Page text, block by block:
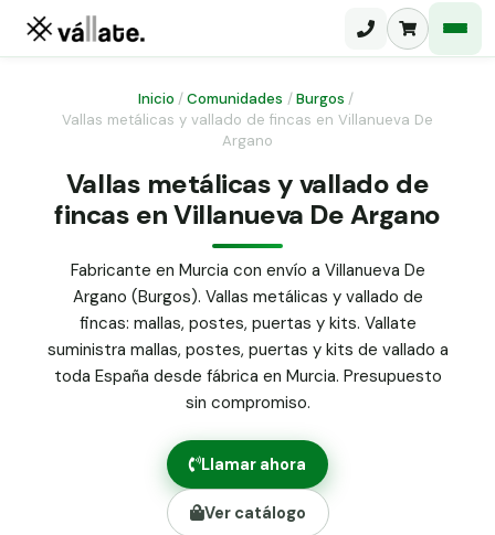
Malla electrosoldada
Malla ganadera
Malla triple torsión
Panel malla H.
Puerta abatible dos hojas
Puerta acceso peatonal
Poste malla Hércules
Poste malla simple torsión
Alambre de espino galvanizado
Alambre liso galvanizado
Malla ocultación 70 g/m² verde
Abrazadera PVC malla H.
Grapa malla H.
Inicio /Comunidades / Burgos /
Vallas metálicas y vallado de fincas en Villanueva De
Argano
Vallas metálicas y vallado de
fincas en Villanueva De Argano
Fabricante en Murcia con envío a Villanueva De
Argano (Burgos). Vallas metálicas y vallado de
fincas: mallas, postes, puertas y kits. Vallate
suministra mallas, postes, puertas y kits de vallado a
toda España desde fábrica en Murcia. Presupuesto
sin compromiso.
Llamar ahora
Ver catálogo